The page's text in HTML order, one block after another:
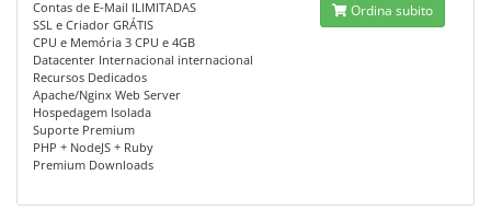
Contas de E-Mail ILIMITADAS
SSL e Criador GRÁTIS
CPU e Memória 3 CPU e 4GB
Datacenter Internacional internacional
Recursos Dedicados
Apache/Nginx Web Server
Hospedagem Isolada
Suporte Premium
PHP + NodeJS + Ruby
Premium Downloads
Ordina subito